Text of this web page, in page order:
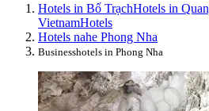
Hotels in Bố TrạchHotels in
VietnamHotels
Hotels nahe Phong Nha
Businesshotels in Phong Nha